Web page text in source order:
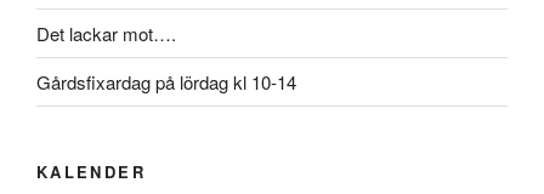
Det lackar mot….
Gårdsfixardag på lördag kl 10-14
KALENDER